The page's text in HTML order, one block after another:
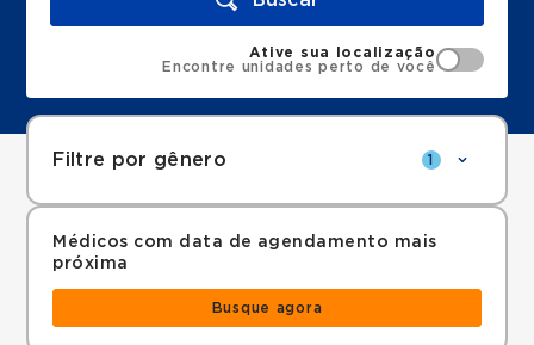
Ative sua localização
Encontre unidades perto de você
Filtre por gênero 1
Médicos com data de agendamento mais
próxima
Busque agora